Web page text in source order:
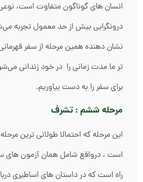
انسان های گوناگون متفاوت است،
درونگرایی بیش از حد معمول تجربه
نشان دهنده همین مرحله از سفر
تر ما مدت زمانی را در خود زندانی
برای سفر را به دست بیاوریم.
مرحله ششم : تشرف
این مرحله که احتمالا طولانی ترین
است ، درواقع شامل همان آزمون
راه است که در داستان های اساطیری